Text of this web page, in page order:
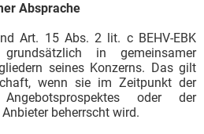
Absprache
Art. 15 Abs. 2 lit. c BEHV-EBK
in gemeinsamer
seines Konzerns. Das gilt
wenn sie im Zeitpunkt der
oder der
beherrscht wird.